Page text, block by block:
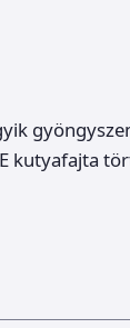
kutyafajta